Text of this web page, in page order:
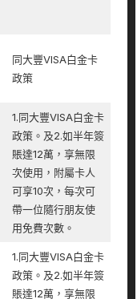
同大豐VISA白金卡
政策
1.同大豐VISA白金卡
政策。及2.如半年簽
賬達12萬，享無限
次使用，附屬卡人
可享10次，每次可
帶一位隨行朋友使
用免費次數。
1.同大豐VISA白金卡
政策。及2.如半年簽
賬達12萬，享無限